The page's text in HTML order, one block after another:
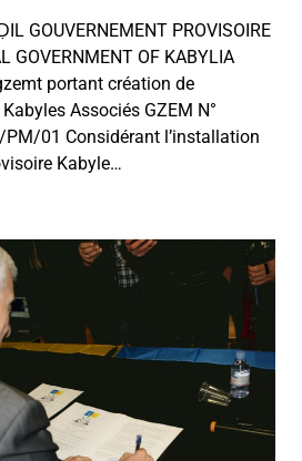
GOUVERNEMENT PROVISOIRE
GOVERNMENT OF KABYLIA
portant création de
Associés GZEM N°
01 Considérant l’installation
Kabyle…